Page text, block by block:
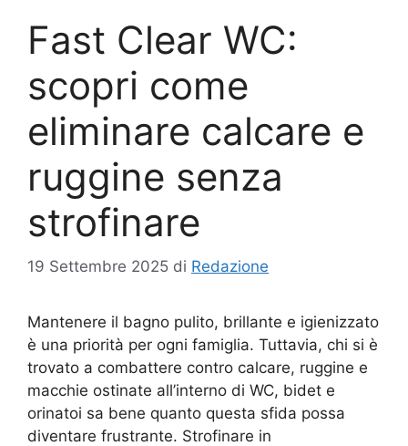
Fast Clear WC:
scopri come
eliminare calcare e
ruggine senza
strofinare
19 Settembre 2025 di Redazione
Mantenere il bagno pulito, brillante e igienizzato
è una priorità per ogni famiglia. Tuttavia, chi si è
trovato a combattere contro calcare, ruggine e
macchie ostinate all’interno di WC, bidet e
orinatoi sa bene quanto questa sfida possa
diventare frustrante. Strofinare in